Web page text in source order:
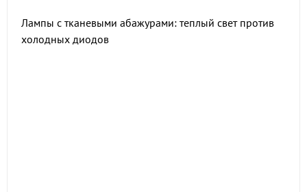
Лампы с тканевыми абажурами: теплый свет против
холодных диодов